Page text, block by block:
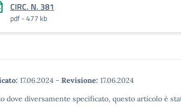
CIRC. N. 381
pdf - 477 kb
17.06.2024 - Revisione: 17.06.2024
dove diversamente specificato, questo articolo è